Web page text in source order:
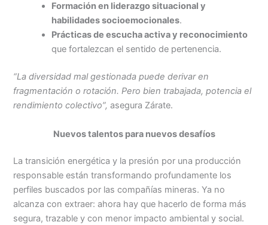
Formación en liderazgo situacional y
habilidades socioemocionales.
Prácticas de escucha activa y reconocimiento
que fortalezcan el sentido de pertenencia.
“La diversidad mal gestionada puede derivar en
fragmentación o rotación. Pero bien trabajada, potencia el
rendimiento colectivo”,asegura Zárate.
Nuevos talentos para nuevos desafíos
La transición energética y la presión por una producción
responsable están transformando profundamente los
perfiles buscados por las compañías mineras. Ya no
alcanza con extraer: ahora hay que hacerlo de forma más
segura, trazable y con menor impacto ambiental y social.